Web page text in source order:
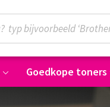
Goedkope toners